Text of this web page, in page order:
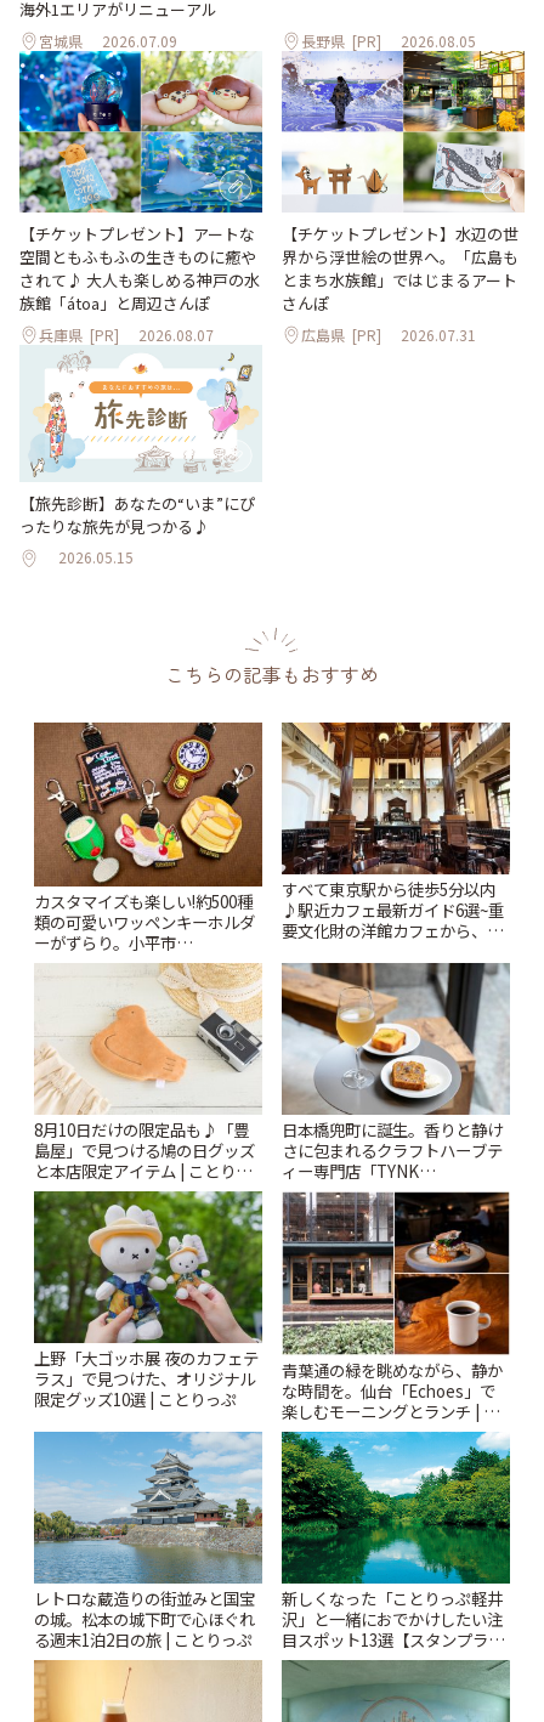
海外1エリアがリニューアル
宮城県 2026.07.09 長野県 [PR] 2026.08.05
【チケットプレゼント】アートな
空間ともふもふの生きものに癒や
されて♪ 大人も楽しめる神戸の水
族館「átoa」と周辺さんぽ
兵庫県 [PR] 2026.08.07
【チケットプレゼント】水辺の世
界から浮世絵の世界へ。「広島も
とまち水族館」ではじまるアート
さんぽ
広島県 [PR] 2026.07.31
【旅先診断】あなたの“いま”にぴ
ったりな旅先が見つかる♪
2026.05.15
こちらの記事もおすすめ
カスタマイズも楽しい!約500種
類の可愛いワッペンキーホルダ
ーがずらり。小平市
「Kimamaya T&K」 | ことりっ
すべて東京駅から徒歩5分以内
♪駅近カフェ最新ガイド6選~重
要文化財の洋館カフェから、改
りっぷ
8月10日だけの限定品も♪「豊
島屋」で見つける鳩の日グッズ
と本店限定アイテム | ことりっ
ぷ
日本橋兜町に誕生。香りと静け
さに包まれるクラフトハーブテ
ィー専門店「TYNK
Kabutocho」 | ことりっぷ
上野「大ゴッホ展 夜のカフェテ
ラス」で見つけた、オリジナル
限定グッズ10選 | ことりっぷ
青葉通の緑を眺めながら、静か
な時間を。仙台「Echoes」で
楽しむモーニングとランチ | こ
とりっぷ
レトロな蔵造りの街並みと国宝
の城。松本の城下町で心ほぐれ
る週末1泊2日の旅 | ことりっぷ
新しくなった「ことりっぷ軽井
沢」と一緒におでかけしたい注
目スポット13選【スタンプラリ
ー開催中】 | ことりっぷ